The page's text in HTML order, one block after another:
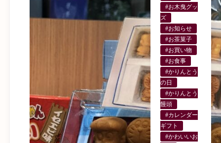
#お木曳グッ
ズ
#お知らせ
#お茶菓子
#お買い物
#お食事
#かりんとう
の日
#かりんとう
饅頭
#カレンダー
ギフト
#かわいいお